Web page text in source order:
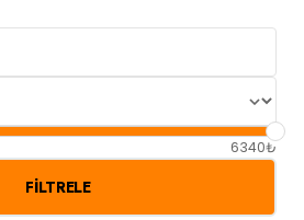
6340₺
FILTRELE